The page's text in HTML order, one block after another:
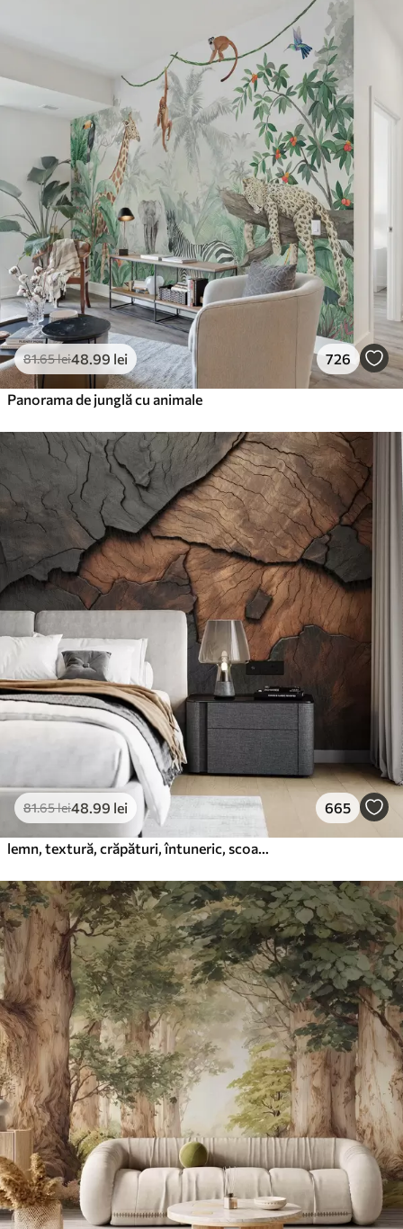
81.65lei48 .99 lei 726
Panorama de junglă cu animale
81.65lei48 .99 lei 665